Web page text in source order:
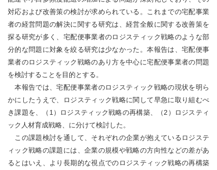
対応および改善策の検討が求められている。これまでの宅配事業
者の経営問題の解決に関する研究は、経営全般に関する改善策を
探る研究が多く、宅配便事業者のロジスティック戦略のような部
分的な問題に対象を絞る研究は少なかった。本報告は、宅配便事
業者のロジスティック戦略のあり方を中心に宅配便事業者の問題
を検討することを目的とする。
本報告では、宅配便事業者のロジスティック戦略の現状を明ら
かにしたうえで、ロジスティック戦略に関して早急に取り組むべ
き課題を、（ 1 ）ロジスティック戦略の再構築、（2 ）ロジスティ
ック人材育成戦略、に分けて検討した。
この課題検討を通して、それぞれの企業が抱えているロジステ
ィック戦略の課題には、企業の規模や戦略の方向性などの差があ
るとはいえ、より長期的な視点でのロジスティック戦略の再構築